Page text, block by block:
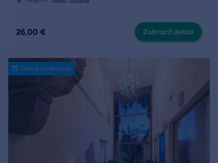
26,00 € Zobraziť detail
Online rezervácia